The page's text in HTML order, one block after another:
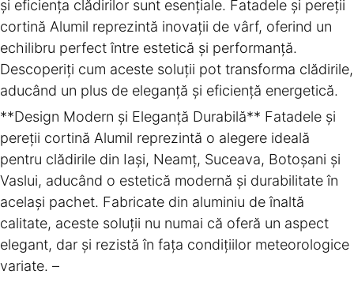
și eficiența clădirilor sunt esențiale. Fatadele și pereții
cortină Alumil reprezintă inovații de vârf, oferind un
echilibru perfect între estetică și performanță.
Descoperiți cum aceste soluții pot transforma clădirile,
aducând un plus de eleganță și eficiență energetică.
**Design Modern și Eleganță Durabilă** Fatadele și
pereții cortină Alumil reprezintă o alegere ideală
pentru clădirile din Iași, Neamț, Suceava, Botoșani și
Vaslui, aducând o estetică modernă și durabilitate în
același pachet. Fabricate din aluminiu de înaltă
calitate, aceste soluții nu numai că oferă un aspect
elegant, dar și rezistă în fața condițiilor meteorologice
variate. –